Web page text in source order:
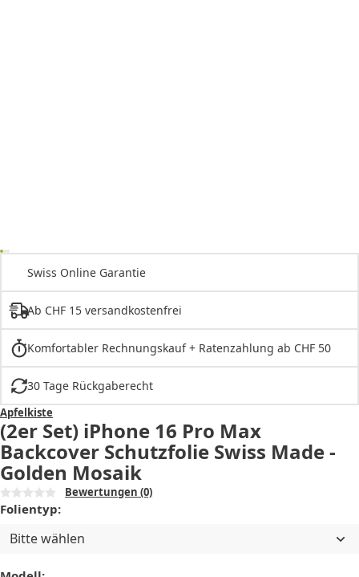
Swiss Online Garantie
Ab CHF 15 versandkostenfrei
Komfortabler Rechnungskauf + Ratenzahlung ab CHF 50
30 Tage Rückgaberecht
Apfelkiste
(2er Set) iPhone 16 Pro Max
Backcover Schutzfolie Swiss Made -
Golden Mosaik
Bewertungen (0)
Folientyp:
Bitte wählen